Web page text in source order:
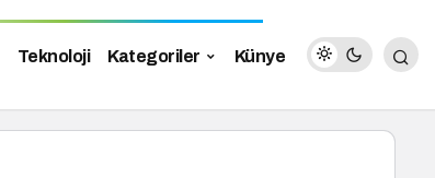
Teknoloji Kategoriler Künye